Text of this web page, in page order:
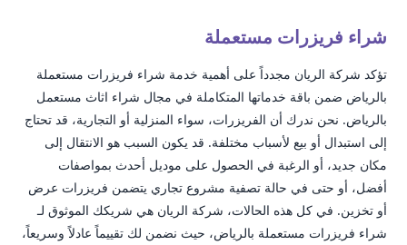
شراء فريزرات مستعملة
تؤكد شركة الريان مجدداً على أهمية خدمة شراء فريزرات مستعملة
بالرياض ضمن باقة خدماتها المتكاملة في مجال شراء اثاث مستعمل
بالرياض. نحن ندرك أن الفريزرات، سواء المنزلية أو التجارية، قد تحتاج
إلى استبدال أو بيع لأسباب مختلفة. قد يكون السبب هو الانتقال إلى
مكان جديد، أو الرغبة في الحصول على موديل أحدث بمواصفات
أفضل، أو حتى في حالة تصفية مشروع تجاري يتضمن فريزرات عرض
أو تخزين. في كل هذه الحالات، شركة الريان هي شريكك الموثوق لـ
شراء فريزرات مستعملة بالرياض، حيث نضمن لك تقييماً عادلاً وسريعاً،